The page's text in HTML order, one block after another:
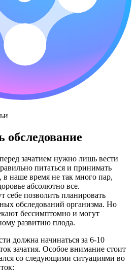
обследование
зачатием нужно лишь вести
питаться и принимать
наше время не так много пар,
абсолютно все.
себе позволить планировать
обследований организма. Но
бессимптомно и могут
развитию плода.
должна начинаться за 6-10
зачатия. Особое внимание стоит
со следующими ситуациями во